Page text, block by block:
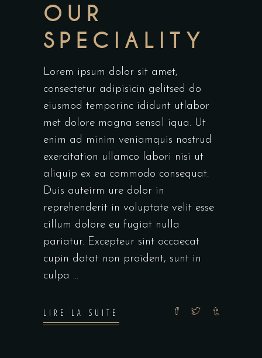
OUR
SPECIALITY
Lorem ipsum dolor sit amet,
consectetur adipisicin gelitsed do
eiusmod temporinc ididunt utlabor
met dolore magna sensal iqua. Ut
enim ad minim veniamquis nostrud
exercitation ullamco labori nisi ut
aliquip ex ea commodo consequat.
Duis auteirm ure dolor in
reprehenderit in voluptate velit esse
cillum dolore eu fugiat nulla
pariatur. Excepteur sint occaecat
cupin datat non proident, sunt in
culpa
LIRE LA SUITE